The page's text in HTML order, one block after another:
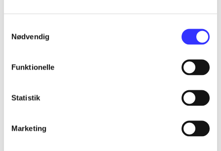
Nødvendig
Funktionelle
Statistik
Marketing